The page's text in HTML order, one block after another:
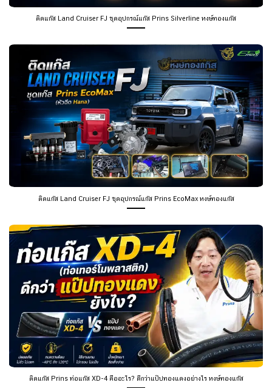
ติดแก๊ส Land Cruiser FJ ชุดอุปกรณ์แก๊ส Prins EcoMax หงษ์ทองแก๊ส
ติดแก๊ส Prins ท่อแก๊ส XD-4 คืออะไร? ดีกว่าแป๊ปทองแดงอย่างไร หงษ์ทองแก๊ส